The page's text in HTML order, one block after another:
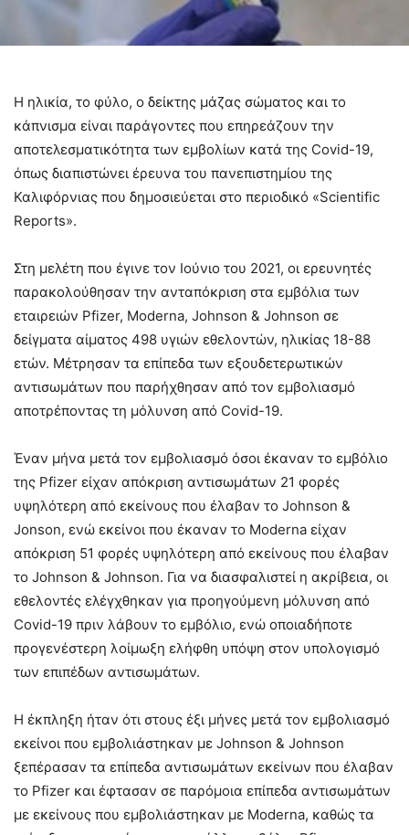
Η ηλικία, το φύλο, ο δείκτης μάζας σώματος και το
κάπνισμα είναι παράγοντες που επηρεάζουν την
αποτελεσματικότητα των εμβολίων κατά της Covid-19,
όπως διαπιστώνει έρευνα του πανεπιστημίου της
Καλιφόρνιας που δημοσιεύεται στο περιοδικό «Scientific
Reports».
Στη μελέτη που έγινε τον Ιούνιο του 2021, οι ερευνητές
παρακολούθησαν την ανταπόκριση στα εμβόλια των
εταιρειών Pfizer, Moderna, Johnson & Johnson σε
δείγματα αίματος 498 υγιών εθελοντών, ηλικίας 18-88
ετών. Μέτρησαν τα επίπεδα των εξουδετερωτικών
αντισωμάτων που παρήχθησαν από τον εμβολιασμό
αποτρέποντας τη μόλυνση από Covid-19.
Έναν μήνα μετά τον εμβολιασμό όσοι έκαναν το εμβόλιο
της Pfizer είχαν απόκριση αντισωμάτων 21 φορές
υψηλότερη από εκείνους που έλαβαν το Johnson &
Jonson, ενώ εκείνοι που έκαναν το Moderna είχαν
απόκριση 51 φορές υψηλότερη από εκείνους που έλαβαν
το Johnson & Johnson. Για να διασφαλιστεί η ακρίβεια, οι
εθελοντές ελέγχθηκαν για προηγούμενη μόλυνση από
Covid-19 πριν λάβουν το εμβόλιο, ενώ οποιαδήποτε
προγενέστερη λοίμωξη ελήφθη υπόψη στον υπολογισμό
των επιπέδων αντισωμάτων.
Η έκπληξη ήταν ότι στους έξι μήνες μετά τον εμβολιασμό
εκείνοι που εμβολιάστηκαν με Johnson & Johnson
ξεπέρασαν τα επίπεδα αντισωμάτων εκείνων που έλαβαν
το Pfizer και έφτασαν σε παρόμοια επίπεδα αντισωμάτων
με εκείνους που εμβολιάστηκαν με Moderna, καθώς τα